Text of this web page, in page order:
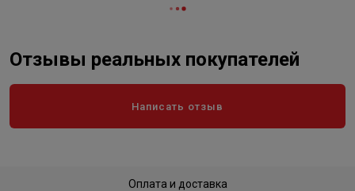
Отзывы реальных покупателей
Написать отзыв
Оплата и доставка